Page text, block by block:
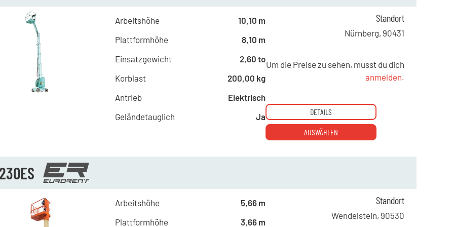
Arbeitshöhe
10,10 m
Plattformhöhe
8,10 m
Einsatzgewicht
2,60 to
Korblast
200,00 kg
Antrieb
Elektrisch
Geländetauglich
Ja
Um die Preise zu sehen, musst du dich
anmelden.
Standort
Nürnberg, 90431
DETAILS
AUSWÄHLEN
Arbeitshöhe
5,66 m
Plattformhöhe
3,66 m
ab 5 Tagen
Standort
Wendelstein, 90530